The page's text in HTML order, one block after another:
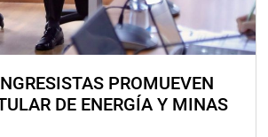
PROMUEVEN
DE ENERGÍA Y MINAS